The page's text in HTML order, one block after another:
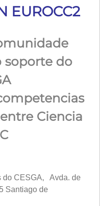
EUROCC2
soporte do
Ciencia
do CESGA, Avda. de
Santiago de